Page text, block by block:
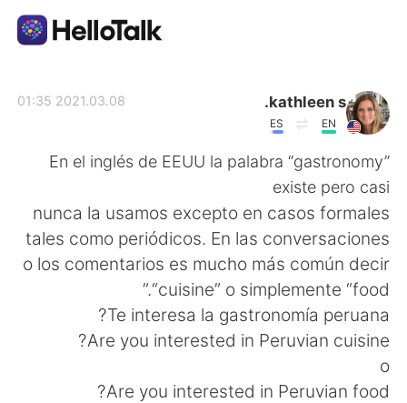
English 简体中文
Español
kathleen s.
EN
ES
2021.03.08 01:35
En el inglés de EEUU la palabra “gastronomy”
existe pero casi
nunca la usamos excepto en casos formales
tales como periódicos. En las conversaciones
o los comentarios es mucho más común decir
“cuisine” o simplemente “food.”
Te interesa la gastronomía peruana?
Are you interested in Peruvian cuisine?
o
Are you interested in Peruvian food?